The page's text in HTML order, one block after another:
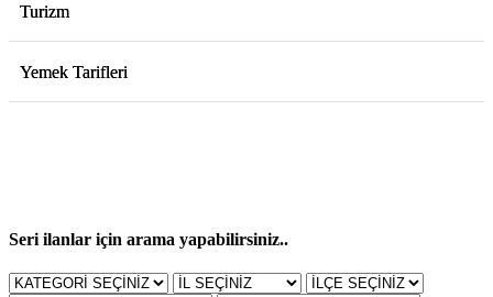
Turizm
Yemek Tarifleri
Seri ilanlar için arama yapabilirsiniz..